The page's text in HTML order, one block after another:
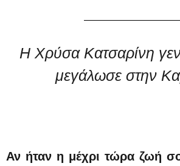
Η Χρύσα Κατσαρίνη
μεγάλωσε στην
Αν ήταν η μέχρι τώρα ζωή